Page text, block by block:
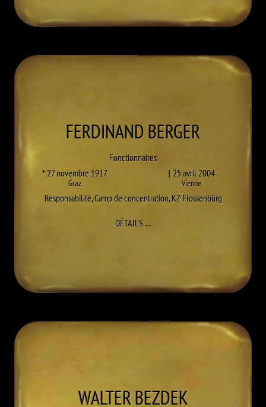
FERDINANDBERGER
Fonctionnaires
* 27 novembre 1917
Graz
† 25 avril 2004
Vienne
Responsabilité,Camp de concentration,KZ Flossenbürg
DÉTAILS…À FERDINAND BERGER
WALTERBEZDEK